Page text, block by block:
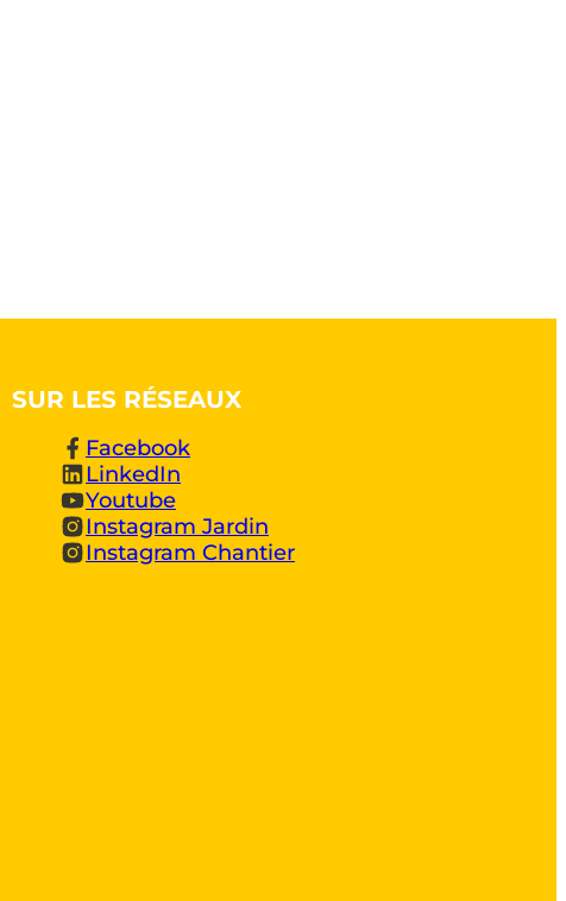
SUR LES RÉSEAUX
Facebook
LinkedIn
Youtube
Instagram Jardin
Instagram Chantier